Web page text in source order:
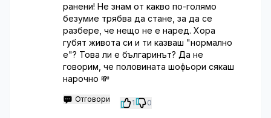
ранени! Не знам от какво по-голямо
безумие трябва да стане, за да се
разбере, че нещо не е наред. Хора
губят живота си и ти казваш "нормално
е"? Това ли е българинът? Да не
говорим, че половината шофьори сякаш
нарочно 💸
Отговори 1 0